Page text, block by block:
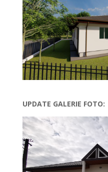
UPDATE GALERIE FOTO: